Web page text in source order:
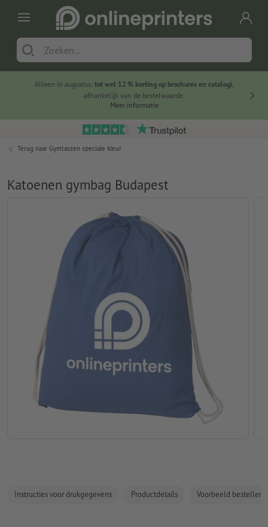
Alleen in augustus: tot wel 12 % korting op brochures en catalogi,
afhankelijk van de bestelwaarde.
Meer informatie
Terug naar Gymtassen speciale kleur
Katoenen gymbag Budapest
Instructies voor drukgegevens Productdetails Voorbeeld bestellen